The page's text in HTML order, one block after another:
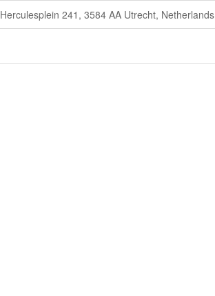
Herculesplein 241, 3584 AA Utrecht, Netherlands